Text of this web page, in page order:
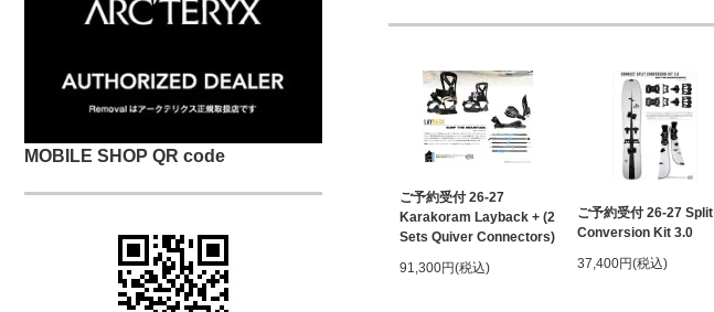
MOBILE SHOP QR code
ご予約受付 26-27
Karakoram Layback + (2
Sets Quiver Connectors)
91,300円(税込)
ご予約受付 26-27 Split
Conversion Kit 3.0
37,400円(税込)